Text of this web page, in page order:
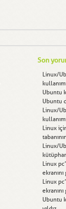
Son
Linux/
Ubuntu
Ubuntu
Linux/
Linux
Linux/
Linux
Linux
Ubuntu